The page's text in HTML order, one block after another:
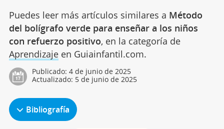
Puedes leer más artículos similares a Método
del bolígrafo verde para enseñar a los niños
con refuerzo positivo, en la categoría de
Aprendizajeen Guiainfantil.com.
Publicado: 4 de junio de 2025
Actualizado: 5 de junio de 2025
Bibliografía